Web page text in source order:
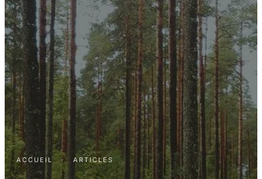
ACCUEIL · ARTICLES